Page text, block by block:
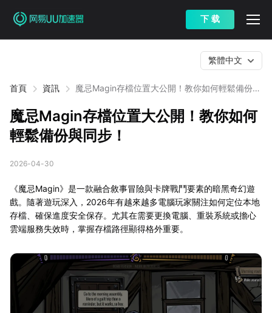
下 载
首頁 資訊
魔忌Magin存檔位置大公開！教你如何輕鬆備份與
繁體中文
魔忌Magin存檔位置大公開！教你如何
輕鬆備份與同步！
2026-04-30
《魔忌Magin》是一款融合敘事冒險與卡牌戰鬥要素的暗黑奇幻遊
戲。隨著遊玩深入，2026年有越來越多電腦玩家關注如何定位本地
存檔、確保進度安全保存。尤其在需要更換電腦、重裝系統或擔心
雲端服務失效時，掌握存檔路徑顯得格外重要。